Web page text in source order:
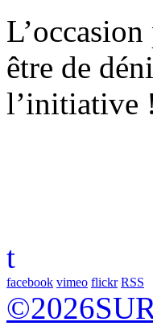
être de
l’initiative !
t
facebook vimeo flickr RSS
©2026